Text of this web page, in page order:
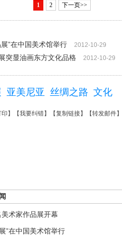
1 2 下一页>>
”在中国美术馆举行
2012-10-29
突显油画东方文化品格 2012-10-29
亚美尼亚 丝绸之路 文化
印 】【我要纠错】【复制链接】【转发邮件
术家作品展开幕
”在中国美术馆举行